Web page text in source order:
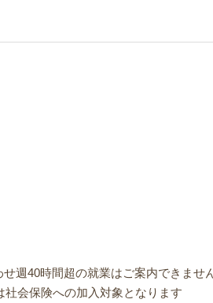
週40時間超の就業はご案内できませ
会保険への加入対象となります